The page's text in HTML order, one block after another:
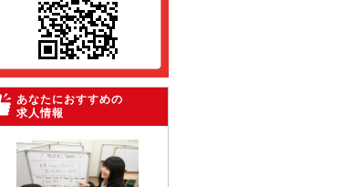
あなたにおすすめの
求人情報